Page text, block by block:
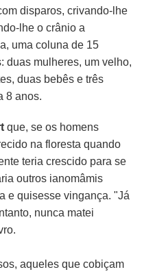
disparos, crivando-lhe
lhe o crânio a
uma coluna de 15
duas mulheres, um velho,
duas bebês e três
8 anos.
que, se os homens
na floresta quando
teria crescido para se
outros ianomâmis
e quisesse vingança. "Já
nunca matei
aqueles que cobiçam